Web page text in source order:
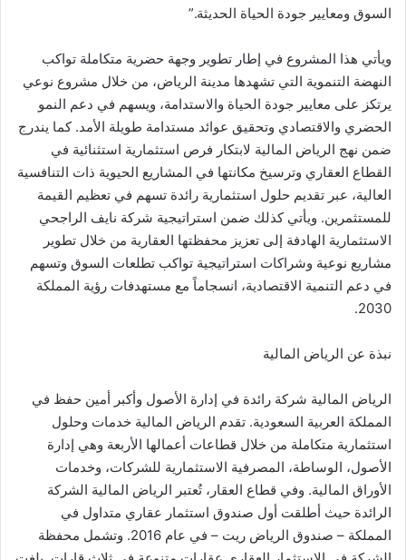
السوق ومعايير جودة الحياة الحديثة.”
ويأتي هذا المشروع في إطار تطوير وجهة حضرية متكاملة تواكب
النهضة التنموية التي تشهدها مدينة الرياض، من خلال مشروع نوعي
يرتكز على معايير جودة الحياة والاستدامة، ويسهم في دعم النمو
الحضري والاقتصادي وتحقيق عوائد مستدامة طويلة الأمد. كما يندرج
ضمن نهج الرياض المالية لابتكار فرص استثمارية استثنائية في
القطاع العقاري وترسيخ مكانتها في المشاريع الحيوية ذات التنافسية
العالية، عبر تقديم حلول استثمارية رائدة تسهم في تعظيم القيمة
للمستثمرين. ويأتي كذلك ضمن استراتيجية شركة نايف الراجحي
الاستثمارية الهادفة إلى تعزيز محفظتها العقارية من خلال تطوير
مشاريع نوعية وشراكات استراتيجية تواكب تطلعات السوق وتسهم
في دعم التنمية الاقتصادية، انسجاماً مع مستهدفات رؤية المملكة
2030.
نبذة عن الرياض المالية
الرياض المالية شركة رائدة في إدارة الأصول وأكبر أمين حفظ في
المملكة العربية السعودية. تقدم الرياض المالية خدمات وحلول
استثمارية متكاملة من خلال قطاعات أعمالها الأربعة وهي إدارة
الأصول، الوساطة، المصرفية الاستثمارية للشركات، وخدمات
الأوراق المالية. وفي قطاع العقار، تُعتبر الرياض المالية الشركة
الرائدة حيث أطلقت أول صندوق استثمار عقاري متداول في
المملكة – صندوق الرياض ريت – في عام 2016. وتشمل محفظة